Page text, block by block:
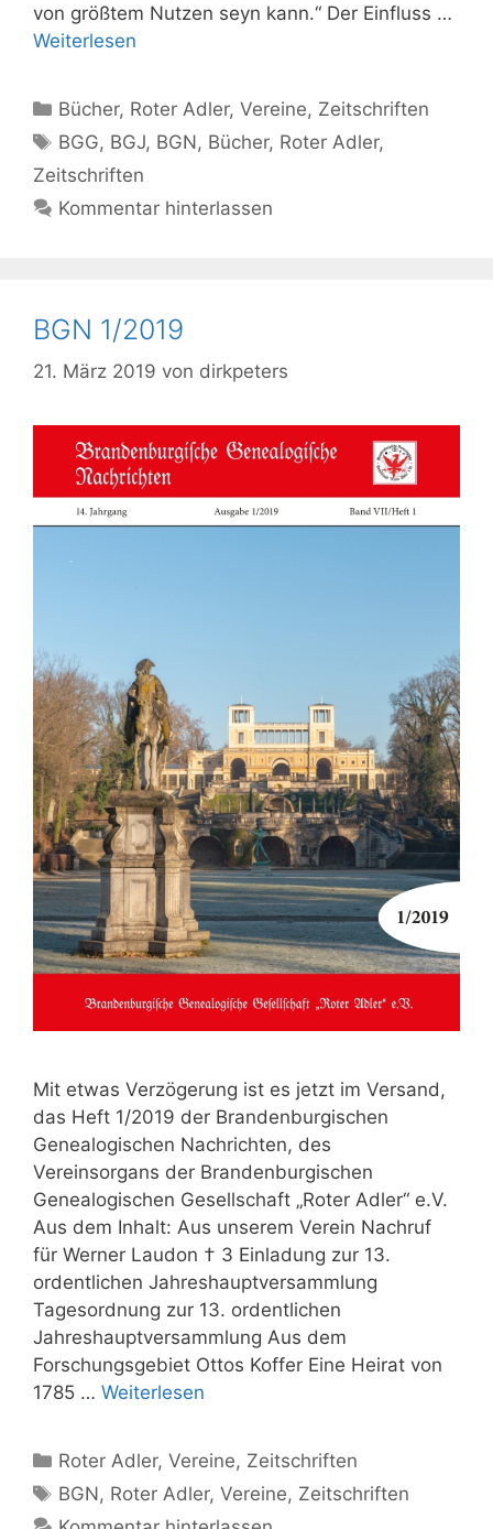
von größtem Nutzen seyn kann.“ Der Einfluss …
Weiterlesen
Kategorien
Bücher, Roter Adler,Vereine, Zeitschriften
Schlagwörter
BGG, BGJ, BGN, Bücher, Roter Adler,
Zeitschriften
Kommentar hinterlassen
BGN 1/2019
21. März 2019 von dirkpeters
Mit etwas Verzögerung ist es jetzt im Versand,
das Heft 1/2019 der Brandenburgischen
Genealogischen Nachrichten, des
Vereinsorgans der Brandenburgischen
Genealogischen Gesellschaft „Roter Adler“ e.V.
Aus dem Inhalt: Aus unserem Verein Nachruf
für Werner Laudon † 3 Einladung zur 13.
ordentlichen Jahreshauptversammlung
Tagesordnung zur 13. ordentlichen
Jahreshauptversammlung Aus dem
Forschungsgebiet Ottos Koffer Eine Heirat von
1785 … Weiterlesen
Kategorien
Roter Adler,Vereine, Zeitschriften
Schlagwörter
BGN, Roter Adler,Vereine, Zeitschriften